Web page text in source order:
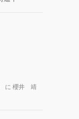
に 櫻井 靖